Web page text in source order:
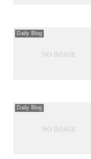
Daily Blog
Daily Blog